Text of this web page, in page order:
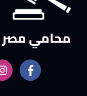
محامي مصر